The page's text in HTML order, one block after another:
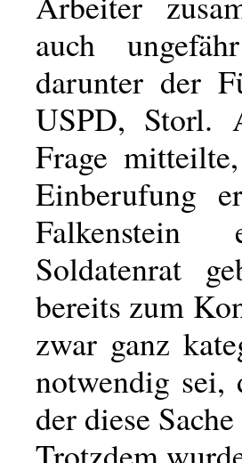
auch
darunter der
USPD, Storl.
Frage
Einberufung
Soldatenrat
bereits zum
zwar ganz
notwendig sei,
der diese